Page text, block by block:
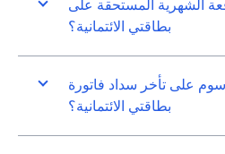
الشهرية المستحقة على
بطاقتي الائتمانية؟
على تأخر سداد فاتورة
بطاقتي الائتمانية؟